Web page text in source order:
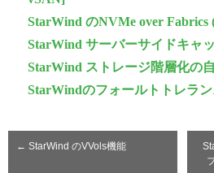
StarWind のNVMe over Fabrics
StarWind サーバーサイドキャ
StarWind ストレージ階層化の
StarWindのフォールトトレラ
← StarWind のVVols機能